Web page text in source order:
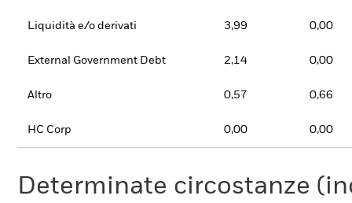
Liquidità e/o derivati 3,99 0,00
External Government Debt 2,14 0,00
Altro 0,57 0,66
HC Corp 0,00 0,00
Determinate circostanze